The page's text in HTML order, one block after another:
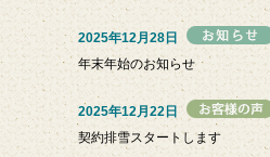
2025年12月28日
年末年始のお知らせ
2025年12月22日
契約排雪スタートします